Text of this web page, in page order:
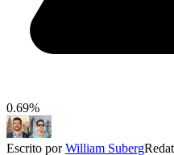
0.69%
Escrito porWilliam Suberg